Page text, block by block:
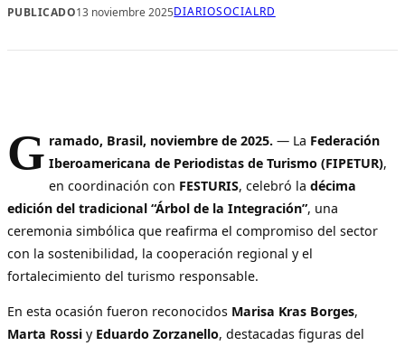
PUBLICADO13 noviembre 2025DIARIOSOCIALRD
G ramado, Brasil, noviembre de 2025. — La Federación
Iberoamericana de Periodistas de Turismo (FIPETUR),
en coordinación con FESTURIS, celebró ladécima
edición del tradicional “Árbol de la Integración”, una
ceremonia simbólica que reafirma el compromiso del sector
con la sostenibilidad, la cooperación regional y el
fortalecimiento del turismo responsable.
En esta ocasión fueron reconocidos Marisa Kras Borges,
Marta Rossi y Eduardo Zorzanello, destacadas figuras del